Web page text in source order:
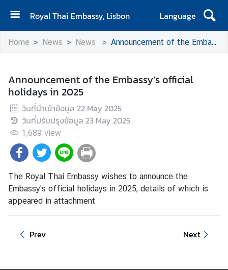
Royal Thai Embassy, Lisbon
Language
H
o
N
e
w
M
e
s
s
a
Home News News Announcement of the Embassy’s official holidays in 2025
Announcement of the Embassy’s official
holidays in 2025
วันที่นำเข้าข้อมูล 22 May 2025
วันที่ปรับปรุงข้อมูล 23 May 2025
1,689 view
The Royal Thai Embassy wishes to announce the
Embassy's official holidays in 2025, details of which is
appeared in attachment
Prev Next